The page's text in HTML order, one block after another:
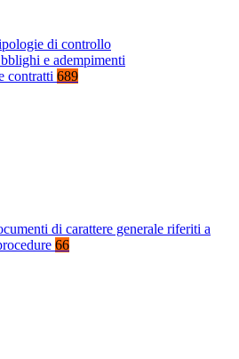
di controllo
e adempimenti
contratti 689
di carattere generale riferiti a
66